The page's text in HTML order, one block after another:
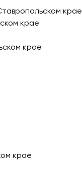
крае
крае
крае
крае